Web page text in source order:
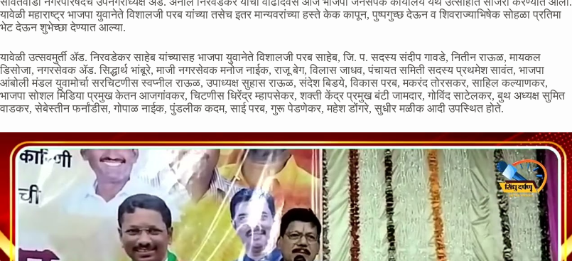
यावेळी महाराष्ट्र भाजपा युवानेते विशालजी परब यांच्या तसेच इतर मान्यवरांच्या हस्ते केक कापून, पुष्पगुच्छ देऊन व शिवराज्याभिषेक सोहळा प्रतिमा
भेट देऊन शुभेच्छा देण्यात आल्या.
यावेळी उत्सवमुर्ती ॲड. निरवडेकर साहेब यांच्यासह भाजपा युवानेते विशालजी परब साहेब, जि. प. सदस्य संदीप गावडे, नितीन राऊळ, मायकल
डिसोजा, नगरसेवक ॲड. सिद्धार्थ भांबूरे, माजी नगरसेवक मनोज नाईक, राजू बेग, विलास जाधव, पंचायत समिती सदस्य प्रथमेश सावंत, भाजपा
आंबोली मंडल युवामोर्चा सरचिटणीस स्वप्नील राऊळ, उपाध्यक्ष सुहास राऊळ, संदेश बिडये, विकास परब, मकरंद तोरसकर, साहिल कल्याणकर,
भाजपा सोशल मिडिया प्रमुख केतन आजगांवकर, चिटणीस धिरेंद्र म्हापसेकर, शक्ती केंद्र प्रमुख बंटी जामदार, गोविंद साटेलकर, बुथ अध्यक्ष सुमित
वाडकर, सेबेस्तीन फर्नांडीस, गोपाळ नाईक, पुंडलीक कदम, साई परब, गुरू पेडणेकर, महेश डोंगरे, सुधीर मळीक आदी उपस्थित होते.